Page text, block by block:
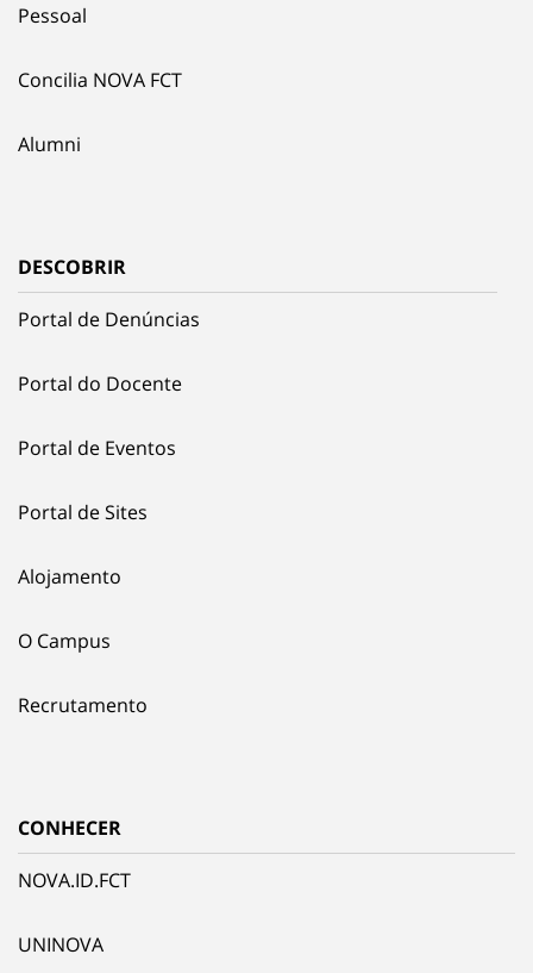
Pessoal
Concilia NOVA FCT
Alumni
DESCOBRIR
Portal de Denúncias
Portal do Docente
Portal de Eventos
Portal de Sites
Alojamento
O Campus
Recrutamento
CONHECER
NOVA.ID.FCT
UNINOVA